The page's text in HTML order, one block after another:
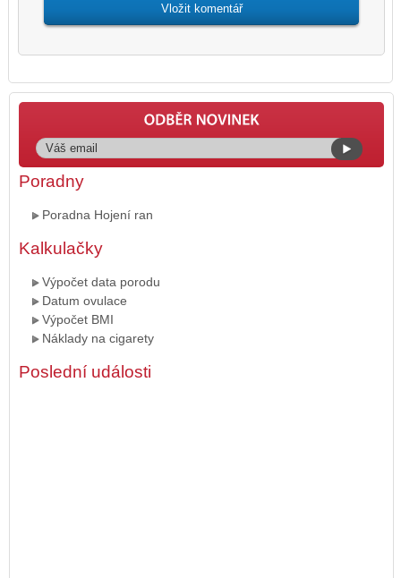
Poradny
Poradna Hojení ran
Kalkulačky
Výpočet data porodu
Datum ovulace
Výpočet BMI
Náklady na cigarety
Poslední události